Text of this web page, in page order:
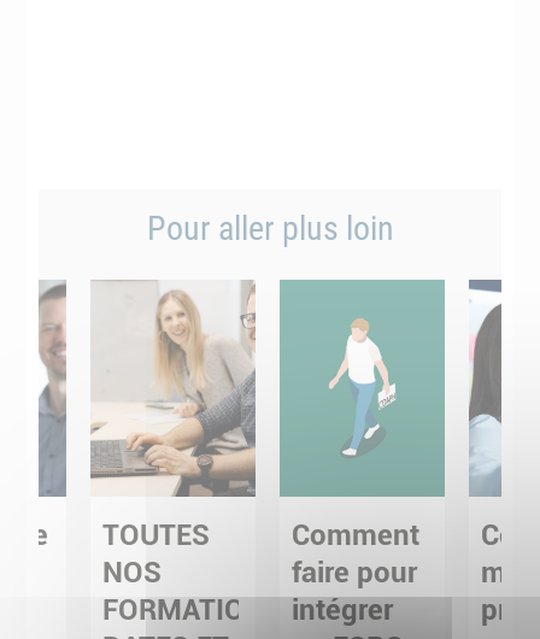
Pour aller plus loin
TOUTES
NOS
FORMATIONS,
Comment
faire pour
intégrer
mon